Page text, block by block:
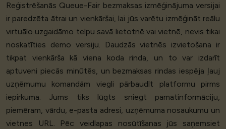
Reģistrēšanās Queue-Fair bezmaksas izmēģinājuma versijai
ir paredzēta ātrai un vienkāršai, lai jūs varētu izmēģināt reālu
virtuālo uzgaidāmo telpu savā lietotnē vai vietnē, nevis tikai
noskatīties demo versiju. Daudzās vietnēs izvietošana ir
tikpat vienkārša kā viena koda rinda, un to var izdarīt
aptuveni piecās minūtēs, un bezmaksas rindas iespēja ļauj
uzņēmumu komandām viegli pārbaudīt platformu pirms
iepirkuma. Jums tiks lūgts sniegt pamatinformāciju,
piemēram, vārdu, e-pasta adresi, uzņēmuma nosaukumu un
vietnes URL. Pēc veidlapas nosūtīšanas jūs saņemsiet